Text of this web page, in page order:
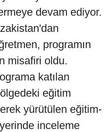
devam ediyor.
programın
misafiri oldu.
katılan
eğitim
yürütülen eğitim-
inceleme